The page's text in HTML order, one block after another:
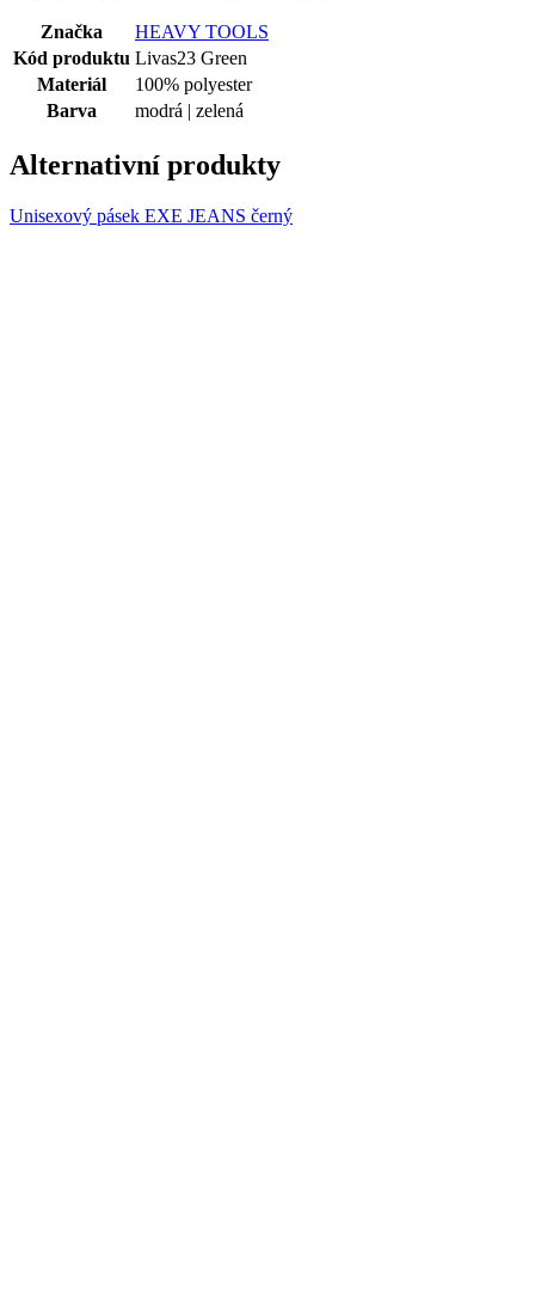
Značka
HEAVY TOOLS
Kód produktu Livas23 Green
Materiál
100% polyester
Barva
modrá | zelená
Alternativní produkty
Unisexový pásek EXE JEANS černý